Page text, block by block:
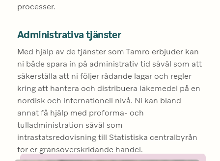
processer.
Administrativa tjänster
Med hjälp av de tjänster som Tamro erbjuder kan
ni både spara in på administrativ tid såväl som att
säkerställa att ni följer rådande lagar och regler
kring att hantera och distribuera läkemedel på en
nordisk och internationell nivå. Ni kan bland
annat få hjälp med proforma- och
tulladministration såväl som
intrastatsredovisning till Statistiska centralbyrån
för er gränsöverskridande handel.